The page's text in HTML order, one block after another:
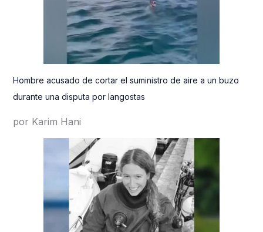
Hombre acusado de cortar el suministro de aire a un buzo
durante una disputa por langostas
por Karim Hani